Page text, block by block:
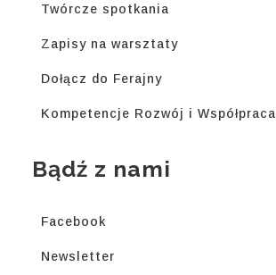
Twórcze spotkania
Zapisy na warsztaty
Dołącz do Ferajny
Kompetencje Rozwój i Współpraca
Bądź z nami
Facebook
Newsletter